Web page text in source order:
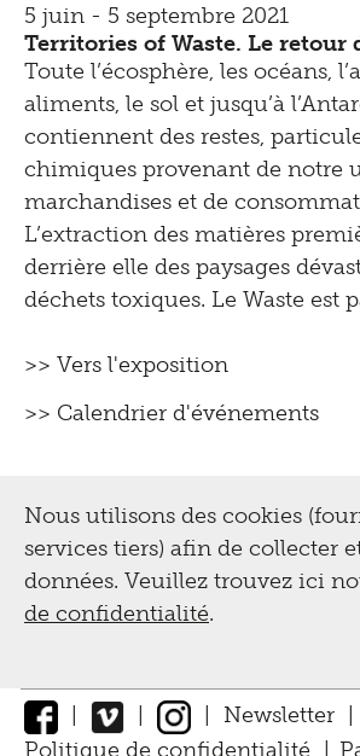
5 juin - 5 septembre 2021
Territories of Waste. Le retour
Toute l’écosphère, les océans,
aliments, le sol et jusqu’à
contiennent des restes,
chimiques provenant de notre
marchandises et de
L’extraction des matières
derrière elle des paysages
déchets toxiques. Le Waste est
>> Vers l'exposition
>> Calendrier d'événements
Nous utilisons des cookies
services tiers) afin de collecter
données. Veuillez trouvez ici
de confidentialité.
Newsletter
Politique de confidentialité |